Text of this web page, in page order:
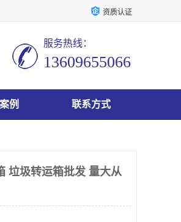
资质认证
服务热线：
13609655066
例 联系方式
垃圾转运箱批发 量大从